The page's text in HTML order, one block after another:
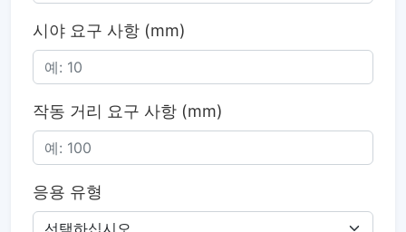
시야 요구 사항 (mm)
작동 거리 요구 사항 (mm)
응용 유형